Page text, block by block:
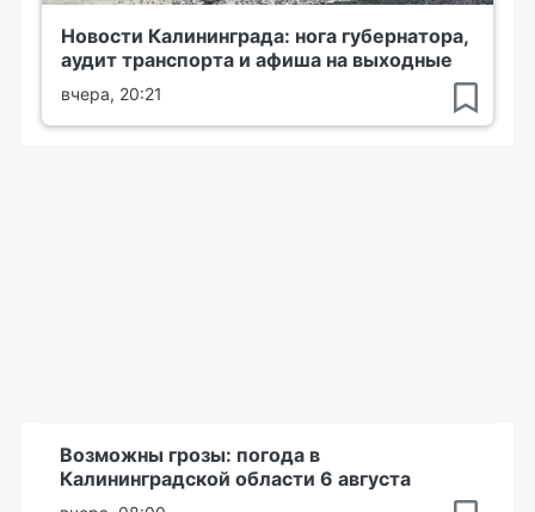
Новости Калининграда: нога губернатора,
аудит транспорта и афиша на выходные
вчера, 20:21
Возможны грозы: погода в
Калининградской области 6 августа